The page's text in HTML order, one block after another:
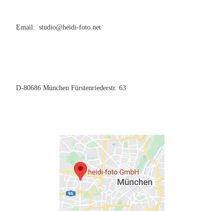
Email: studio@heidi-foto.net
D-80686 München Fürstenriederstr. 63